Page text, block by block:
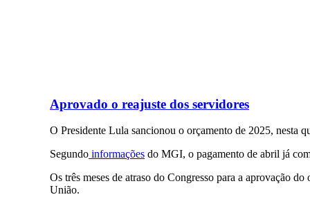
Aprovado o reajuste dos servidores
O Presidente Lula sancionou o orçamento de 2025, nesta
Segundo informações do MGI, o pagamento de abril já
Os três meses de atraso do Congresso para a aprovação
União.